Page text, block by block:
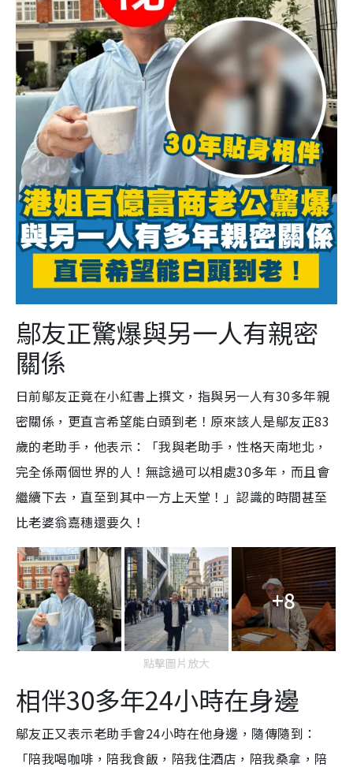
鄔友正驚爆與另一人有親密
關係
日前鄔友正竟在小紅書上撰文，指與另一人有30多年親
密關係，更直言希望能白頭到老！原來該人是鄔友正83
歲的老助手，他表示：「我與老助手，性格天南地北，
完全係兩個世界的人！無諗過可以相處30多年，而且會
繼續下去，直至到其中一方上天堂！」認識的時間甚至
比老婆翁嘉穗還要久！
+8
點擊圖片放大
相伴30多年24小時在身邊
鄔友正又表示老助手會24小時在他身邊，隨傳隨到：
「陪我喝咖啡，陪我食飯，陪我住酒店，陪我桑拿，陪